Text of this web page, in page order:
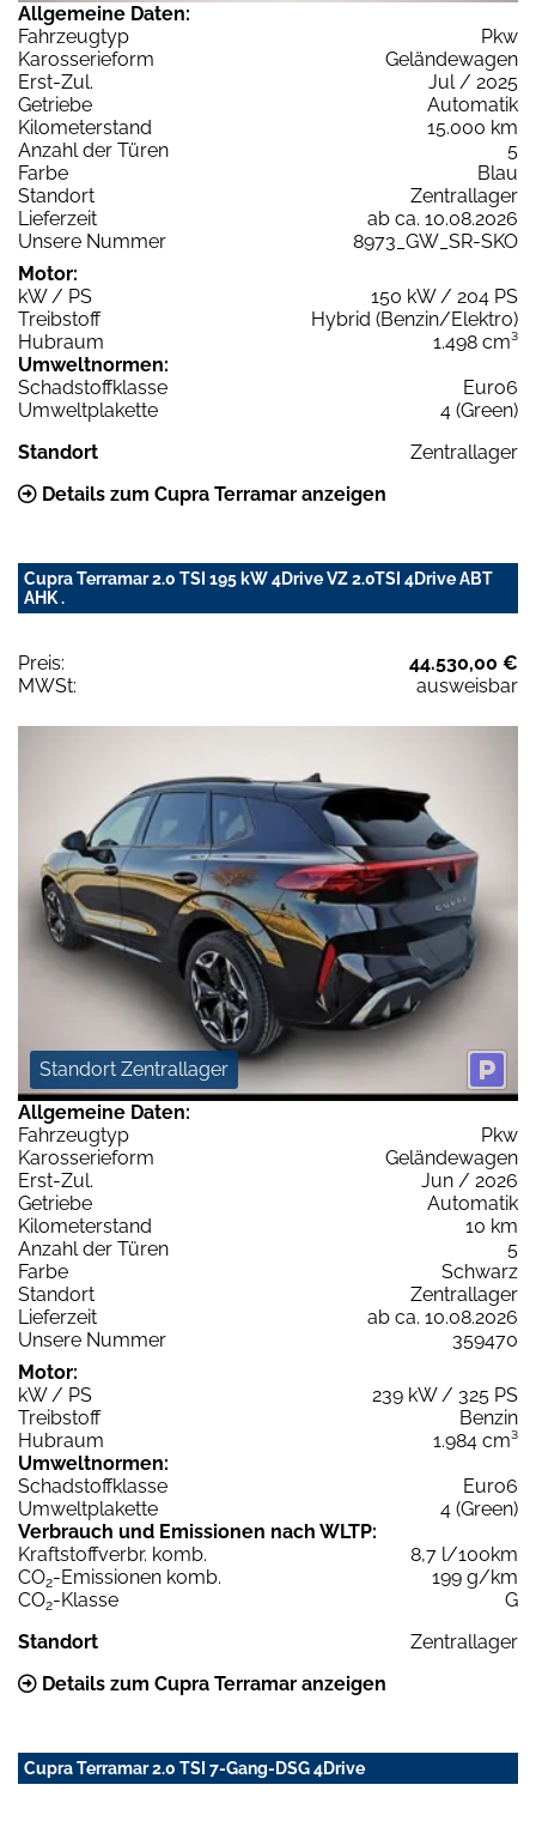
Allgemeine Daten:
Fahrzeugtyp
Pkw
Karosserieform
Geländewagen
Erst-Zul.
Jul / 2025
Getriebe
Automatik
Kilometerstand
15.000 km
Anzahl der Türen
5
Farbe
Blau
Standort
Zentrallager
Lieferzeit
ab ca. 10.08.2026
Unsere Nummer
8973_GW_SR-SKO
Motor:
kW / PS
150 kW / 204 PS
Treibstoff
Hybrid (Benzin/Elektro)
Hubraum
1.498 cm³
Umweltnormen:
Schadstoffklasse
Euro6
Umweltplakette
4 (Green)
Standort
Zentrallager
Details zum Cupra Terramar anzeigen
Cupra Terramar 2.0 TSI 195 kW 4Drive VZ 2.0TSI 4Drive ABT
AHK .
Preis:
44.530,00 €
MWSt:
ausweisbar
Standort Zentrallager
Allgemeine Daten:
Fahrzeugtyp
Pkw
Karosserieform
Geländewagen
Erst-Zul.
Jun / 2026
Getriebe
Automatik
Kilometerstand
10 km
Anzahl der Türen
5
Farbe
Schwarz
Standort
Zentrallager
Lieferzeit
ab ca. 10.08.2026
Unsere Nummer
359470
Motor:
kW / PS
239 kW / 325 PS
Treibstoff
Benzin
Hubraum
1.984 cm³
Umweltnormen:
Schadstoffklasse
Euro6
Umweltplakette
4 (Green)
Verbrauch und Emissionen nach WLTP:
Kraftstoffverbr. komb.
8,7 l/100km
CO2-Emissionen komb.
199 g/km
CO2-Klasse
G
Standort
Zentrallager
Details zum Cupra Terramar anzeigen
Cupra Terramar 2.0 TSI 7-Gang-DSG 4Drive